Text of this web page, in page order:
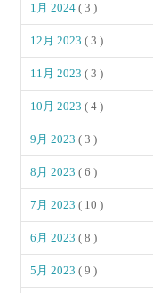
1月 2024( 3 )
12月 2023( 3 )
11月 2023( 3 )
10月 2023( 4 )
9月 2023( 3 )
8月 2023( 6 )
7月 2023( 10 )
6月 2023( 8 )
5月 2023( 9 )